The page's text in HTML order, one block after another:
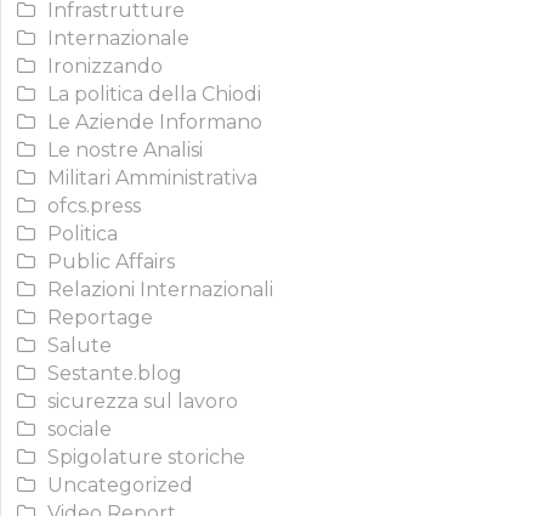
Infrastrutture
Internazionale
Ironizzando
La politica della Chiodi
Le Aziende Informano
Le nostre Analisi
Militari Amministrativa
ofcs.press
Politica
Public Affairs
Relazioni Internazionali
Reportage
Salute
Sestante.blog
sicurezza sul lavoro
sociale
Spigolature storiche
Uncategorized